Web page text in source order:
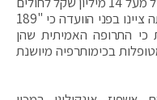
בסרטנים כמו ריאות או מעי גס. בעמותה ציינו בפני הוועדה כי "189
כי התרופה האמיתית שהן
בכימותרפיה מיושנת